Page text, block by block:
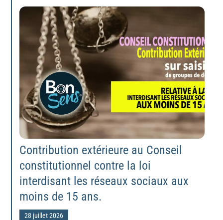
Contribution extérieure au Conseil
constitutionnel contre la loi
interdisant les réseaux sociaux aux
moins de 15 ans.
28 juillet 2026